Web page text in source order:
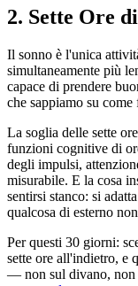
2. Sette Ore
Il sonno è l'unica
simultaneamente più
capace di prendere
che sappiamo su come
La soglia delle sette
funzioni cognitive di
degli impulsi,
misurabile. E la cosa
sentirsi stanco: si
qualcosa di esterno
Per questi 30 giorni:
sette ore all'indietro, e
— non sul divano, non